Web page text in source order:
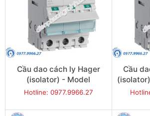
Cầu dao cách ly Hager
(isolator) - Model
SB332Q
Hotline: 0977.9966.27
Cầu